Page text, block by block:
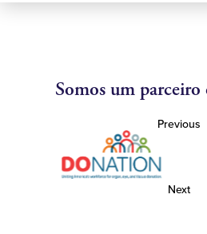
Somos um
Previous
Next